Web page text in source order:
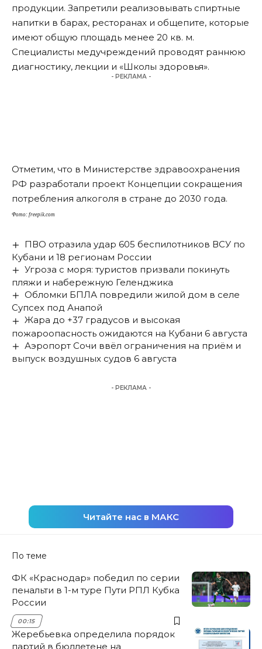
продукции. Запретили реализовывать спиртные
напитки в барах, ресторанах и общепите, которые
имеют общую площадь менее 20 кв. м.
Специалисты медучреждений проводят раннюю
диагностику, лекции и «Школы здоровья».
- РЕКЛАМА -
Отметим, что в Министерстве здравоохранения
РФ разработали проект Концепции сокращения
потребления алкоголя в стране до 2030 года.
Фото: freepik.com
ПВО отразила удар 605 беспилотников ВСУ по
Кубани и 18 регионам России
Угроза с моря: туристов призвали покинуть
пляжи и набережную Геленджика
Обломки БПЛА повредили жилой дом в селе
Супсех под Анапой
Жара до +37 градусов и высокая
пожароопасность ожидаются на Кубани 6 августа
Аэропорт Сочи ввёл ограничения на приём и
выпуск воздушных судов 6 августа
- РЕКЛАМА -
Читайте нас в МАКС
По теме
ФК «Краснодар» победил по серии
пенальти в 1-м туре Пути РПЛ Кубка
России
00:15
Жеребьевка определила порядок
партий в бюллетене на